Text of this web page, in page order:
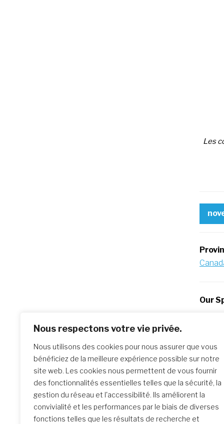
Nous respectons votre vie privée.
Nous utilisons des cookies pour nous assurer que vous
bénéficiez de la meilleure expérience possible sur notre
site web. Les cookies nous permettent de vous fournir
des fonctionnalités essentielles telles que la sécurité, la
gestion du réseau et l'accessibilité. Ils améliorent la
convivialité et les performances par le biais de diverses
fonctions telles que les résultats de recherche et
Les
Our
Post
Similar Posts